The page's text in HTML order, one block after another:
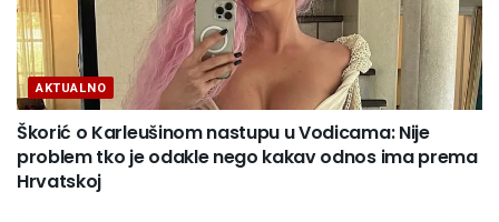
AKTUALNO
Škorić o Karleušinom nastupu u Vodicama: Nije
problem tko je odakle nego kakav odnos ima prema
Hrvatskoj